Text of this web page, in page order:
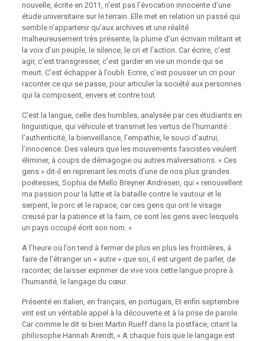
nouvelle, écrite en 2011, n’est pas l’évocation innocente d’une
étude universitaire sur le terrain. Elle met en relation un passé qui
semble n’appartenir qu’aux archives et une réalité
malheureusement très présente, la plume d’un écrivain militant et
la voix d’un peuple, le silence, le cri et l’action. Car écrire, c’est
agir, c’est transgresser, c’est garder en vie un monde qui se
meurt. C’est échapper à l’oubli. Ecrire, c’est pousser un cri pour
raconter ce qui se passe, pour articuler la société aux personnes
qui la composent, envers et contre tout.
C’est la langue, celle des humbles, analysée par ces étudiants en
linguistique, qui véhicule et transmet les vertus de l’humanité :
l’authenticité, la bienveillance, l’empathie, le souci d’autrui,
l’innocence. Des valeurs que les mouvements fascistes veulent
éliminer, à coups de démagogie ou autres malversations. « Ces
gens » dit-il en reprenant les mots d’une de nos plus grandes
poétesses, Sophia de Mello Breyner Andresen, qui « renouvellent
ma passion pour la lutte et la bataille contre le vautour et le
serpent, le porc et le rapace, car ces gens qui ont le visage
creusé par la patience et la faim, ce sont les gens avec lesquels
un pays occupé écrit son nom. »
A l’heure où l’on tend à fermer de plus en plus les frontières, à
faire de l’étranger un « autre » que soi, il est urgent de parler, de
raconter, de laisser exprimer de vive voix cette langue propre à
l’humanité, le langage du cœur.
Présenté en italien, en français, en portugais, Et enfin septembre
vint est un véritable appel à la découverte et à la prise de parole.
Car comme le dit si bien Martin Rueff dans la postface, citant la
philosophe Hannah Arendt, « A chaque fois que le langage est